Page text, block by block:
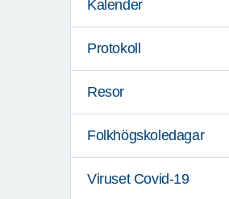
Kalender
Protokoll
Resor
Folkhögskoledagar
Viruset Covid-19